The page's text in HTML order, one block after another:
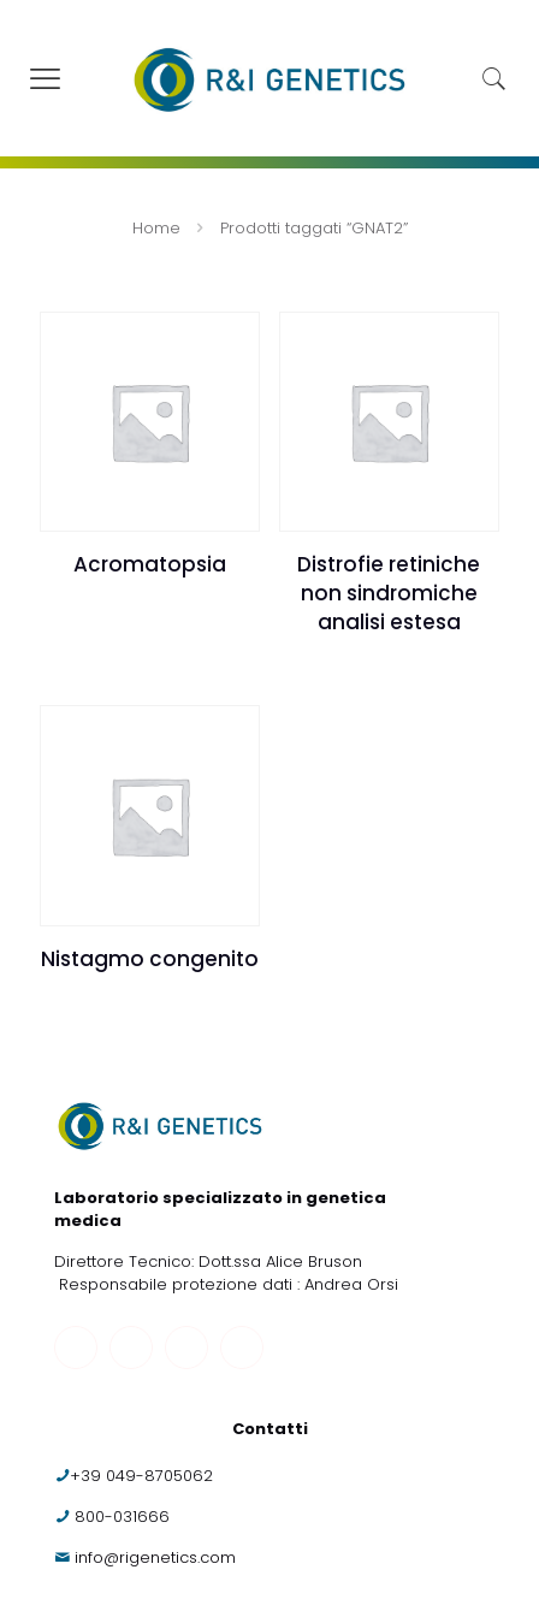
Home Prodotti taggati “GNAT2”
Acromatopsia
Distrofie retiniche
non sindromiche
analisi estesa
Nistagmo congenito
Laboratorio specializzato in genetica
medica
Direttore Tecnico: Dott.ssa Alice Bruson
Responsabile protezione dati : Andrea Orsi
Contatti
+39 049-8705062
800-031666
info@rigenetics.com